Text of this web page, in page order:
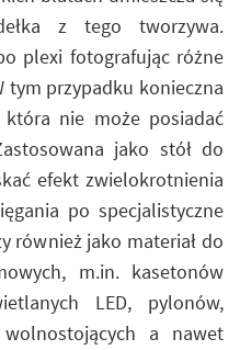
z tego tworzywa.
plexi fotografując różne
tym przypadku konieczna
nie może posiadać
jako stół do
efekt zwielokrotnienia
po specjalistyczne
również jako materiał do
m.in. kasetonów
LED, pylonów,
a nawet